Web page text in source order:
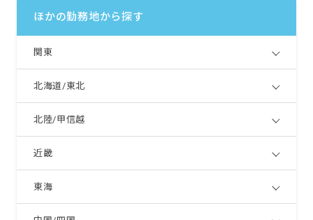
ほかの勤務地から探す
関東
北海道/東北
北陸/甲信越
近畿
東海